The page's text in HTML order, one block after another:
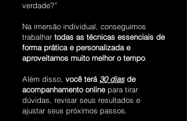
verdade?”
Na imersão individual, conseguimos
trabalhar todas as técnicas essenciais de
forma prática e personalizada e
aproveitamos muito melhor o tempo.
Além disso, você terá 30 diasde
acompanhamento onlinepara tirar
dúvidas, revisar seus resultados e
ajustar seus próximos passos.